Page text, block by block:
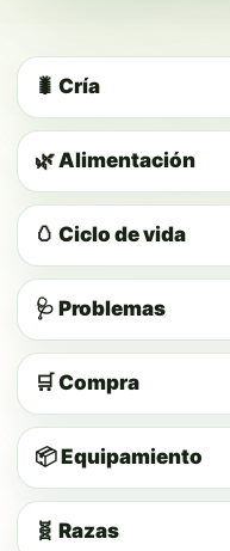
🐛 Cría
🌿 Alimentación
🥚 Ciclo de vida
🩺 Problemas
🛒 Compra
📦 Equipamiento
🧬 Razas